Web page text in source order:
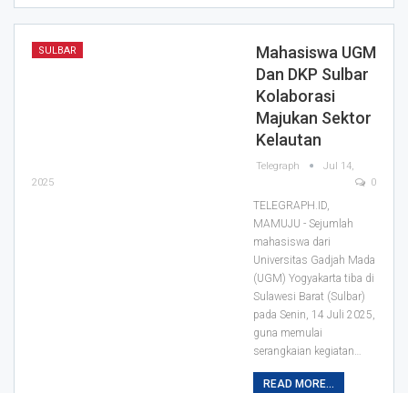
SULBAR
Mahasiswa UGM
Dan DKP Sulbar
Kolaborasi
Majukan Sektor
Kelautan
Telegraph
Jul 14,
2025
0
TELEGRAPH.ID,
MAMUJU - Sejumlah
mahasiswa dari
Universitas Gadjah Mada
(UGM) Yogyakarta tiba di
Sulawesi Barat (Sulbar)
pada Senin, 14 Juli 2025,
guna memulai
serangkaian kegiatan…
READ MORE...